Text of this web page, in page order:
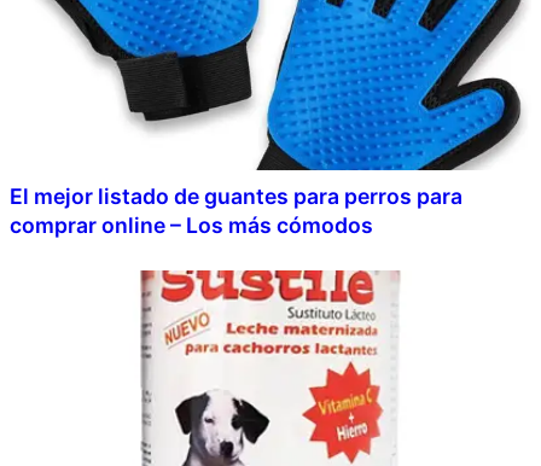
El mejor listado de guantes para perros para
comprar online – Los más cómodos